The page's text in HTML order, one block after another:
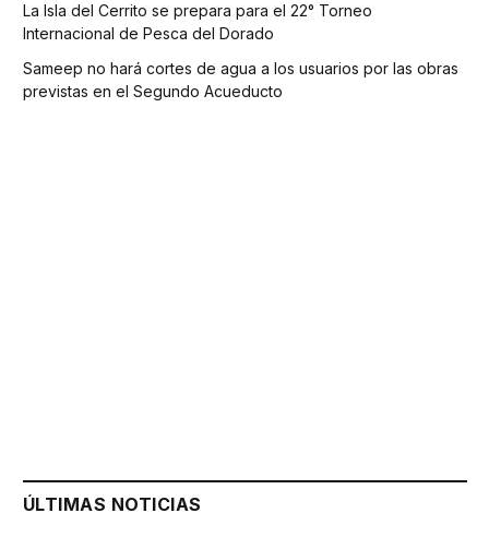
La Isla del Cerrito se prepara para el 22° Torneo
Internacional de Pesca del Dorado
Sameep no hará cortes de agua a los usuarios por las obras
previstas en el Segundo Acueducto
ÚLTIMAS NOTICIAS